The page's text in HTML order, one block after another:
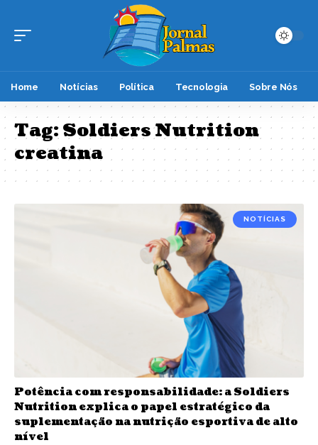
Home Notícias Política Tecnologia Sobre Nós
Tag:Soldiers Nutrition
creatina
NOTÍCIAS
Potência com responsabilidade: a Soldiers
Nutrition explica o papel estratégico da
suplementação na nutrição esportiva de alto
nível